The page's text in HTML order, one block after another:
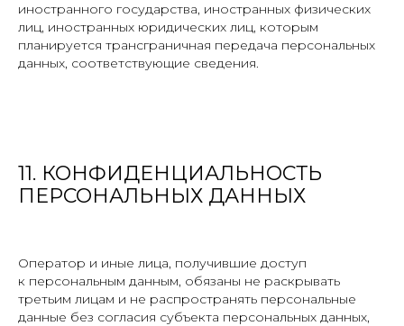
иностранного государства, иностранных физических
лиц, иностранных юридических лиц, которым
планируется трансграничная передача персональных
данных, соответствующие сведения.
11. КОНФИДЕНЦИАЛЬНОСТЬ
ПЕРСОНАЛЬНЫХ ДАННЫХ
Оператор и иные лица, получившие доступ
к персональным данным, обязаны не раскрывать
третьим лицам и не распространять персональные
данные без согласия субъекта персональных данных,